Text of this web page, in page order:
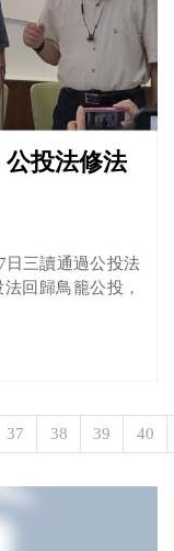
公投法修法
日三讀通過公投法
回歸鳥籠公投，
37 38 39 40